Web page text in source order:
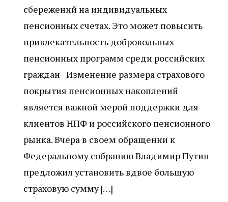
сбережений на индивидуальных
пенсионных счетах. Это может повысить
привлекательность добровольных
пенсионных программ среди российских
граждан Изменение размера страхового
покрытия пенсионных накоплений
является важной мерой поддержки для
клиентов НПФ и российского пенсионного
рынка. Вчера в своем обращении к
Федеральному собранию Владимир Путин
предложил установить вдвое большую
страховую сумму […]